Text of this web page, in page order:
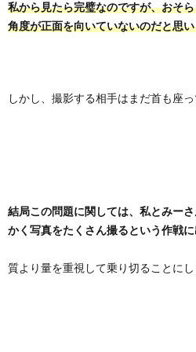
私から見たら完璧なのですが、おそ
角度が正面を向いていないのだと思
しかし、撮影する相手はまだ首も座
結局この問題に関しては、私とみー
かく写真をたくさん撮るという作戦に
質より量を重視して乗り切ることに